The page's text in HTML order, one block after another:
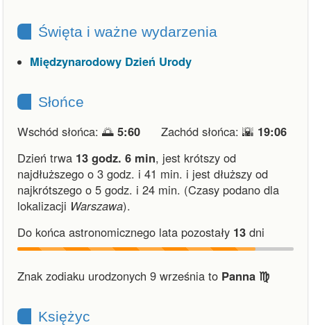
Święta i ważne wydarzenia
Międzynarodowy Dzień Urody
Słońce
Wschód słońca: 🌅 5:60 Zachód słońca: 🌇 19:06
Dzień trwa 13 godz. 6 min, jest krótszy od
najdłuższego o 3 godz. i 41 min. i jest dłuższy od
najkrótszego o 5 godz. i 24 min. (Czasy podano dla
lokalizacji Warszawa).
Do końca astronomicznego lata pozostały 13 dni
Znak zodiaku urodzonych 9 września to Panna ♍︎
Księżyc